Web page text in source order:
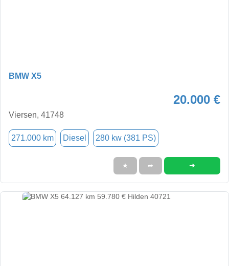
BMW X5
20.000 €
Viersen, 41748
271.000 km Diesel 280 kw (381 PS)
★ ➦ ➜